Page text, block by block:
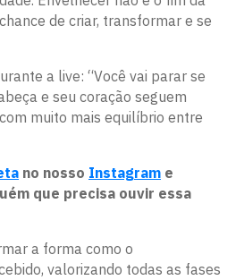
de criar, transformar e se
a live: “Você vai parar se
e seu coração seguem
muito mais equilíbrio entre
no nosso Instagram e
que precisa ouvir essa
a forma como o
valorizando todas as fases